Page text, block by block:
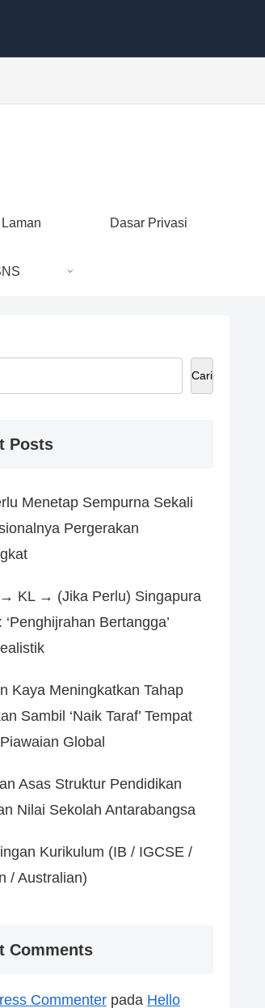
Dasar Privasi
Cari
Posts
Menetap Sempurna Sekali
Pergerakan
KL → (Jika Perlu) Singapura
Bertangga’
Kaya Meningkatkan Tahap
Sambil ‘Naik Taraf’ Tempat
Global
Asas Struktur Pendidikan
Nilai Sekolah Antarabangsa
Kurikulum (IB / IGCSE /
/ Australian)
Comments
Commenter pada Hello